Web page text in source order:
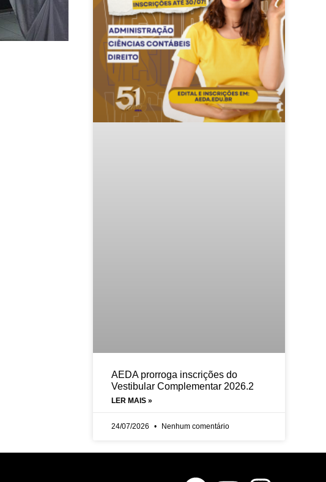
AEDA prorroga inscrições do
Vestibular Complementar 2026.2
LER MAIS »
24/07/2026 Nenhum comentário